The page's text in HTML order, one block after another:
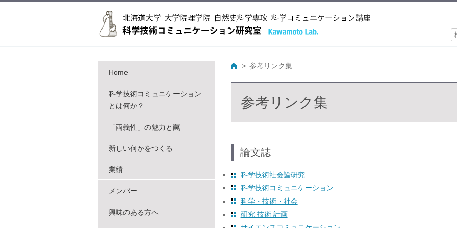
検
参考リンク集
参考リンク集
論文誌
科学技術社会論研究
科学技術コミュニケーション
科学・技術・社会
研究 技術 計画
Home
科学技術コミュニケーション
とは何か？
「両義性」の魅力と罠
新しい何かをつくる
業績
メンバー
興味のある方へ